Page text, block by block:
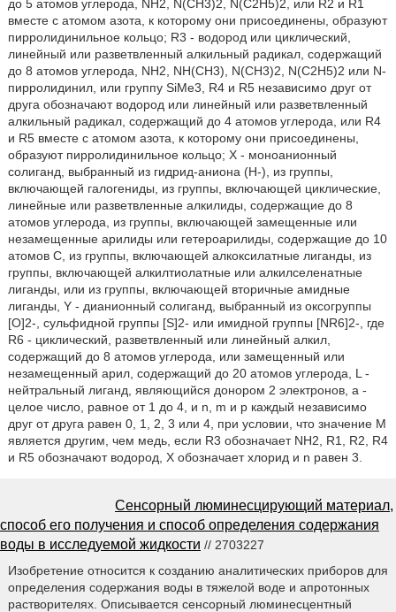
до 5 атомов углерода, NH2, N(CH3)2, N(C2H5)2, или R2 и R1
вместе с атомом азота, к которому они присоединены, образуют
пирролидинильное кольцо; R3 - водород или циклический,
линейный или разветвленный алкильный радикал, содержащий
до 8 атомов углерода, NH2, NH(CH3), N(CH3)2, N(C2H5)2 или N-
пирролидинил, или группу SiMe3, R4 и R5 независимо друг от
друга обозначают водород или линейный или разветвленный
алкильный радикал, содержащий до 4 атомов углерода, или R4
и R5 вместе с атомом азота, к которому они присоединены,
образуют пирролидинильное кольцо; X - моноанионный
солиганд, выбранный из гидрид-аниона (Н-), из группы,
включающей галогениды, из группы, включающей циклические,
линейные или разветвленные алкилиды, содержащие до 8
атомов углерода, из группы, включающей замещенные или
незамещенные арилиды или гетероарилиды, содержащие до 10
атомов С, из группы, включающей алкоксилатные лиганды, из
группы, включающей алкилтиолатные или алкилселенатные
лиганды, или из группы, включающей вторичные амидные
лиганды, Y - дианионный солиганд, выбранный из оксогруппы
[О]2-, сульфидной группы [S]2- или имидной группы [NR6]2-, где
R6 - циклический, разветвленный или линейный алкил,
содержащий до 8 атомов углерода, или замещенный или
незамещенный арил, содержащий до 20 атомов углерода, L -
нейтральный лиганд, являющийся донором 2 электронов, а -
целое число, равное от 1 до 4, и n, m и p каждый независимо
друг от друга равен 0, 1, 2, 3 или 4, при условии, что значение М
является другим, чем медь, если R3 обозначает NH2, R1, R2, R4
и R5 обозначают водород, X обозначает хлорид и n равен 3.
Сенсорный люминесцирующий материал,
способ его получения и способ определения содержания
воды в исследуемой жидкости // 2703227
Изобретение относится к созданию аналитических приборов для
определения содержания воды в тяжелой воде и апротонных
растворителях. Описывается сенсорный люминесцентный